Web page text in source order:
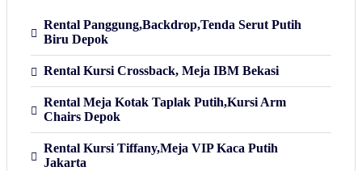
Rental Panggung,Backdrop,Tenda Serut Putih
Biru Depok
Rental Kursi Crossback, Meja IBM Bekasi
Rental Meja Kotak Taplak Putih,Kursi Arm
Chairs Depok
Rental Kursi Tiffany,Meja VIP Kaca Putih
Jakarta